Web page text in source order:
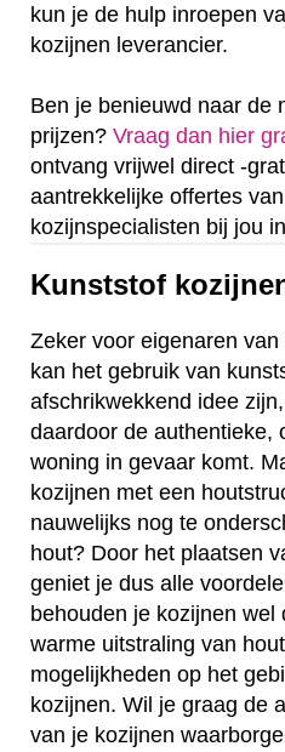
kun je de hulp inroepen
kozijnen leverancier.
Ben je benieuwd naar de
prijzen? Vraag dan hier
ontvang vrijwel direct -
aantrekkelijke offertes
kozijnspecialisten bij jou
Kunststof
Zeker voor eigenaren
kan het gebruik van
afschrikwekkend idee
daardoor de authentieke,
woning in gevaar komt.
kozijnen met een
nauwelijks nog te
hout? Door het plaatsen
geniet je dus alle
behouden je kozijnen wel
warme uitstraling van
mogelijkheden op het
kozijnen. Wil je graag de
van je kozijnen